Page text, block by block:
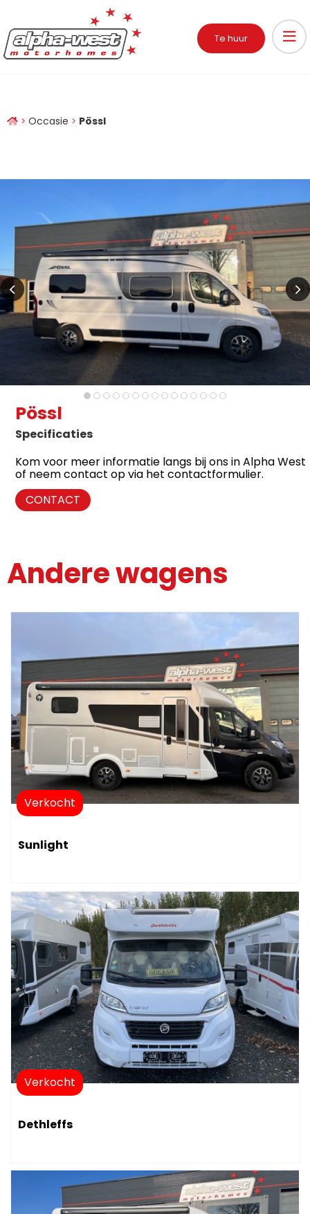
Te huur
Occasie Pössl
Pössl
Specificaties
Kom voor meer informatie langs bij ons in Alpha West
of neem contact op via het contactformulier.
CONTACT
Andere wagens
Verkocht
Sunlight
Verkocht
Dethleffs